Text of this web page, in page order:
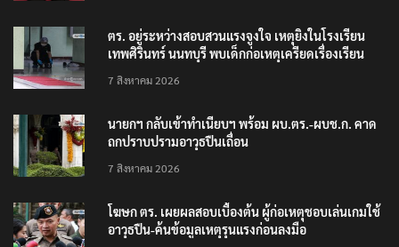
ตร. อยู่ระหว่างสอบสวนแรงจูงใจ เหตุยิงในโรงเรียน
เทพศิรินทร์ นนทบุรี พบเด็กก่อเหตุเครียดเรื่องเรียน
7 สิงหาคม 2026
นายกฯ กลับเข้าทำเนียบฯ พร้อม ผบ.ตร.-ผบช.ก. คาด
ถกปราบปรามอาวุธปืนเถื่อน
7 สิงหาคม 2026
โฆษก ตร. เผยผลสอบเบื้องต้น ผู้ก่อเหตุชอบเล่นเกมใช้
อาวุธปืน-ค้นข้อมูลเหตุรุนแรงก่อนลงมือ